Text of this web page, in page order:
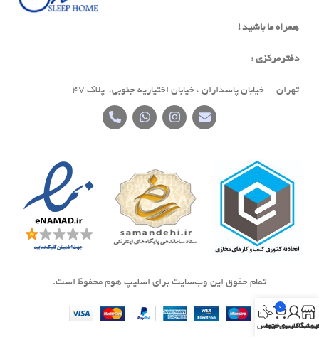
همراه ما باشید !
دفترمرکزی :
تهران – خیابان پاسداران ، خیابان اختیاریه جنوبی، پلاک 47
تمام حقوق اين وب‌سايت برای اسلیپ هوم محفوظ است.
حساب کاربری من
0
سبد خریدتماس